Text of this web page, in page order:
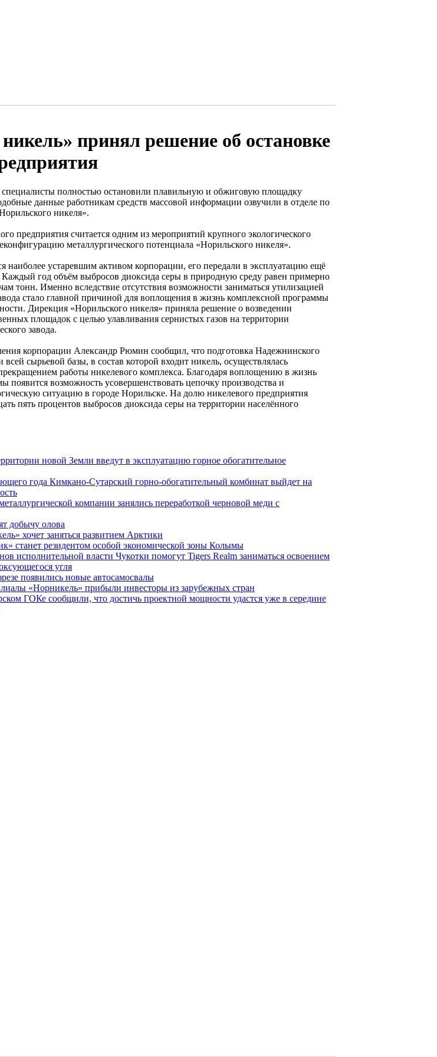
принял решение об остановке
полностью остановили плавильную и обжиговую площадку
данные работникам средств массовой информации озвучили в отделе по
никеля».
предприятия считается одним из мероприятий крупного экологического
металлургического потенциала «Норильского никеля».
наиболее устаревшим активом корпорации, его передали в эксплуатацию ещё
Каждый год объём выбросов диоксида серы в природную среду равен примерно
тонн. Именно вследствие отсутствия возможности заниматься утилизацией
стало главной причиной для воплощения в жизнь комплексной программы
Дирекция «Норильского никеля» приняла решение о возведении
площадок с целью улавливания сернистых газов на территории
завода.
корпорации Александр Рюмин сообщил, что подготовка Надежнинского
всей сырьевой базы, в состав которой входит никель, осуществлялась
работы никелевого комплекса. Благодаря воплощению в жизнь
появится возможность усовершенствовать цепочку производства и
ситуацию в городе Норильске. На долю никелевого предприятия
пять процентов выбросов диоксида серы на территории населённого
новой Земли введут в эксплуатацию горное обогатительное
года Кимкано-Сутарский горно-обогатительный комбинат выйдет на
компании занялись переработкой черновой меди с
добычу олова
хочет заняться развитием Арктики
станет резидентом особой экономической зоны Колымы
исполнительной власти Чукотки помогут Tigers Realm заниматься освоением
угля
появились новые автосамосвалы
«Норникель» прибыли инвесторы из зарубежных стран
ГОКе сообщили, что достичь проектной мощности удастся уже в середине